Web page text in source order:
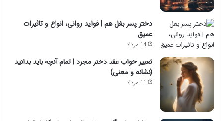
دختر پسر بغل هم | فواید روانی، انواع و تاثیرات
عمیق
14 مرداد
تعبیر خواب عقد دختر مجرد | تمام آنچه باید بدانید
(نشانه و معنی)
11 مرداد